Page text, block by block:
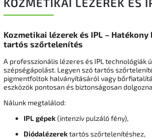
KOZMETIKAI LÉZEREK ÉS
Kozmetikai lézerek és IPL –
tartós szőrtelenítés
A professzionális lézeres és IPL technológiák
szépségápolást. Legyen szó tartós
pigmentfoltok halványításáról vagy
eszközök pontosan és biztonságosan
Nálunk megtalálod:
IPL gépek(intenzív pulzáló fény),
Diódalézerektartós szőrtelenítéshez,